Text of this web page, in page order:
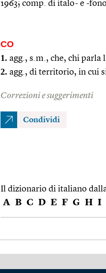
1963; comp. di italo- e -
CO
1. agg., s.m., che, chi parla
2. agg., di territorio, in cui
Correzioni e suggerimenti
Condividi
Il dizionario di italiano
A B C D E F G H I